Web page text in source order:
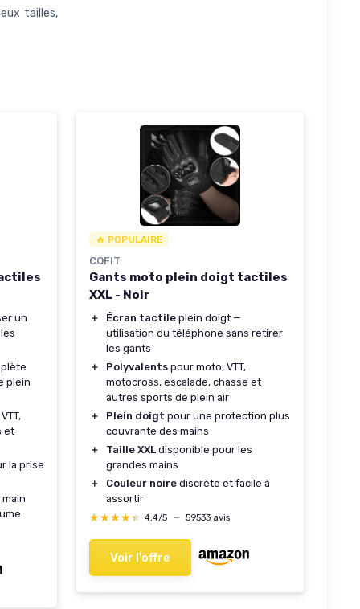
tailles,
un
plein
et
la prise
🔥 POPULAIRE
COFIT
Gants moto plein doigt tactiles
XXL - Noir
＋ Écran tactile plein doigt —
utilisation du téléphone sans retirer
les gants
＋
Polyvalents pour moto, VTT,
motocross, escalade, chasse et
autres sports de plein air
＋
Plein doigt pour une protection plus
couvrante des mains
＋
Taille XXL disponible pour les
grandes mains
＋
Couleur noire discrète et facile à
assortir
★★★★★
★★★★★ 4,4/5 — 59533 avis
Voir l'offre